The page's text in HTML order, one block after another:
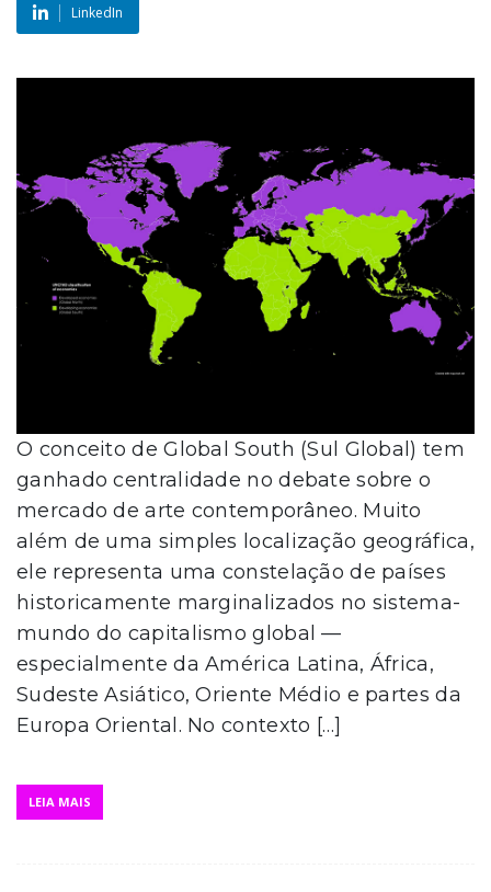
LinkedIn
O conceito de Global South (Sul Global) tem
ganhado centralidade no debate sobre o
mercado de arte contemporâneo. Muito
além de uma simples localização geográfica,
ele representa uma constelação de países
historicamente marginalizados no sistema-
mundo do capitalismo global —
especialmente da América Latina, África,
Sudeste Asiático, Oriente Médio e partes da
Europa Oriental. No contexto […]
LEIA MAIS